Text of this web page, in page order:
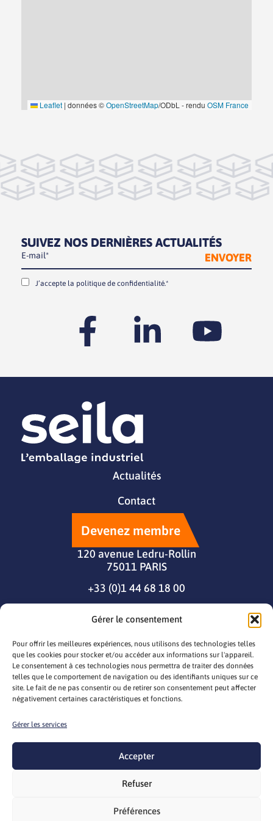
Gérer le consentement
Pour offrir les meilleures expériences, nous utilisons des technologies telles
que les cookies pour stocker et/ou accéder aux informations sur l'appareil.
Le consentement à ces technologies nous permettra de traiter des données
telles que le comportement de navigation ou des identifiants uniques sur ce
site. Le fait de ne pas consentir ou de retirer son consentement peut affecter
négativement certaines caractéristiques et fonctions.
Gérer les services
Accepter
Refuser
Préférences
Leaflet | données ©OpenStreetMap/ODbL - rendu OSM France
SUIVEZ NOS DERNIÈRES ACTUALITÉS
J’accepte la politique de confidentialité.*
Actualités
Contact
120 avenue Ledru-Rollin
75011 PARIS
+33 (0)1 44 68 18 00
Devenez membre
Mentions légales
Gestion des cookies Politique cookie
CGV/CGU